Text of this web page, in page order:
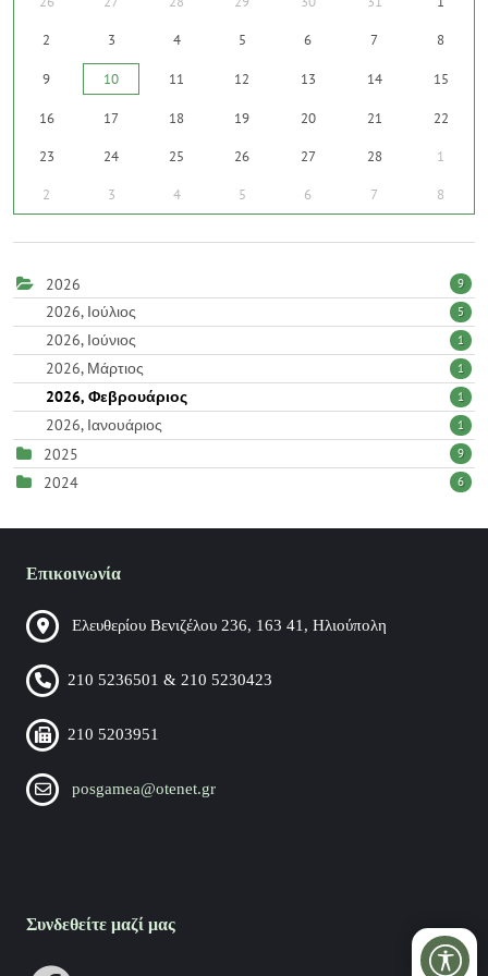
2 3 4 5 6 7 8
9 10 11 12 13 14 15
16 17 18 19 20 21 22
23 24 25 26 27 28 1
2 3 4 5 6 7 8
2026 9
2026, Ιούλιος 5
2026, Ιούνιος 1
2026, Μάρτιος 1
2026, Φεβρουάριος 1
2026, Ιανουάριος 1
2025 9
2024 6
Επικοινωνία
Ελευθερίου Βενιζέλου 236, 163 41, Ηλιούπολη
210 5236501 & 210 5230423
210 5203951
posgamea@otenet.gr
Συνδεθείτε μαζί μας